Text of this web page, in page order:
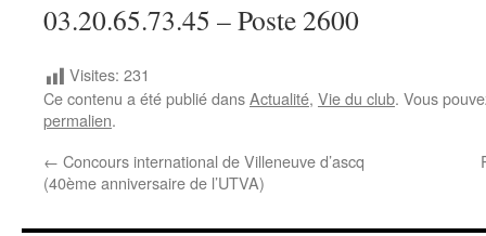
03.20.65.73.45 – Poste 2600
Visites: 231
Ce contenu a été publié dansActualité, Vie du club. Vous
permalien.
← Concours international de Villeneuve d’ascq
(40ème anniversaire de l’UTVA)